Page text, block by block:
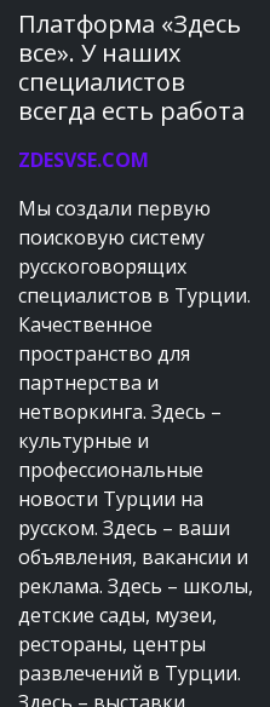
Платформа «Здесь
все». У наших
специалистов
всегда есть работа
ZDESVSE.COM
Мы создали первую
поисковую систему
русскоговорящих
специалистов в Турции.
Качественное
пространство для
партнерства и
нетворкинга. Здесь –
культурные и
профессиональные
новости Турции на
русском. Здесь – ваши
объявления, вакансии и
реклама. Здесь – школы,
детские сады, музеи,
рестораны, центры
развлечений в Турции.